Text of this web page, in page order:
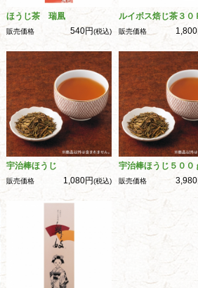
ほうじ茶 瑞凰
販売価格 540円(税込)
ルイボス焙じ茶３０
販売価格 1,800
宇治棒ほうじ
販売価格 1,080円(税込)
宇治棒ほうじ５００
販売価格 3,980